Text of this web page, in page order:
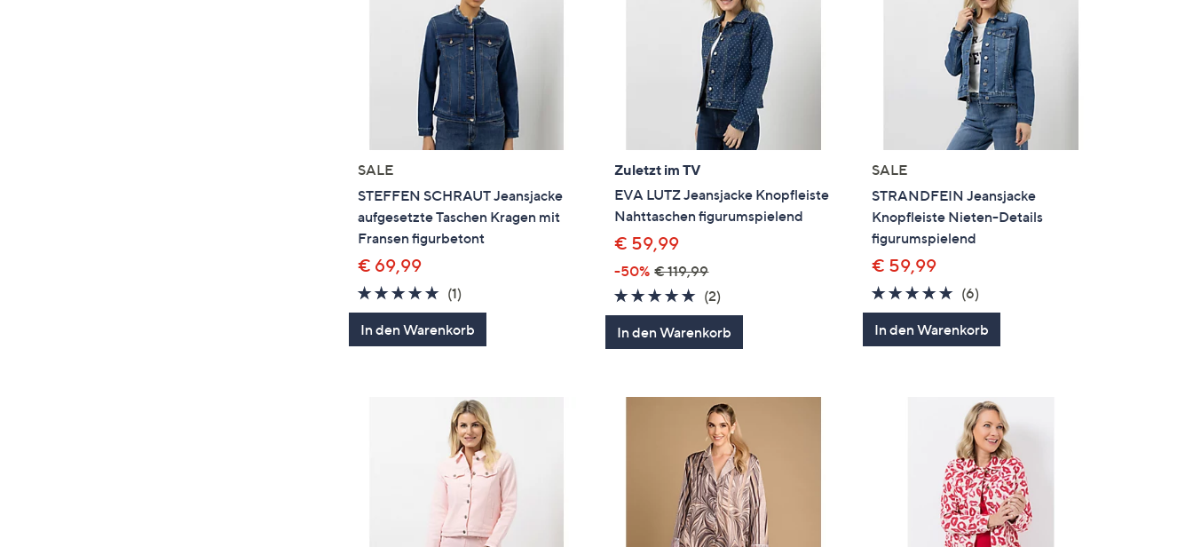
SALE
STEFFEN SCHRAUT Jeansjacke
aufgesetzte Taschen Kragen mit
Fransen figurbetont
€ 69,99
5.0
von
5
(1)1
Bewertungen
In den Warenkorb
Zuletzt im TV
EVA LUTZ Jeansjacke Knopfleiste
Nahttaschen figurumspielend
€ 59,99
-50% € 119,99
5.0
von
5
(2)
Bewertungen
In den Warenkorb
SALE
STRANDFEIN Jeansjacke
Knopfleiste Nieten-Details
figurumspielend
€ 59,99
5.0
von
5
(6)
Bewertungen
In den Warenkorb